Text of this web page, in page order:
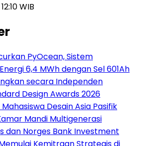
WIB
PyOcean, Sistem
6,4 MWh dengan Sel 601Ah
secara Independen
Design Awards 2026
Desain Asia Pasifik
Mandi Multigenerasi
dan Norges Bank Investment
Kemitraan Strategis di